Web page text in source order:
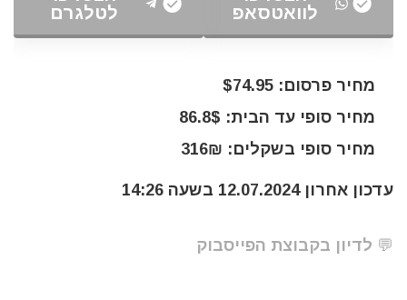
לוואטסאפ
לטלגרם
מחיר פרסום: $74.95
מחיר סופי עד הבית: 86.8$
מחיר סופי בשקלים: 316₪
עדכון אחרון 12.07.2024 בשעה 14:26
💬 לדיון בקבוצת הפייסבוק